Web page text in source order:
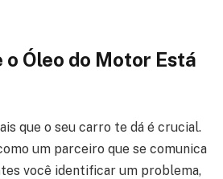
o Óleo do Motor Está
que o seu carro te dá é crucial.
um parceiro que se comunica
você identificar um problema,